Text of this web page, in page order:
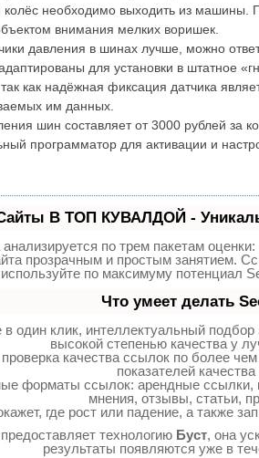
колёс необходимо выходить из машины.
внимания мелких воришек.
давления в шинах лучше, можно
для установки в штатное
как надёжная фиксация датчика
им данных.
шин составляет от 3000 рублей за
программатор для активации и
В ТОП КУВАЛДОЙ -
по трем пакетам оценки:
прозрачным и простым занятием.
по максимуму потенциал
Что умеет делать
один клик, интеллектуальный
высокой степенью качества у
качества ссылок по более
показателей качества
форматы ссылок: арендные ссылки,
мнения, отзывы, статьи,
где рост или падение, а также
технологию Буст, она
результаты появляются уже в